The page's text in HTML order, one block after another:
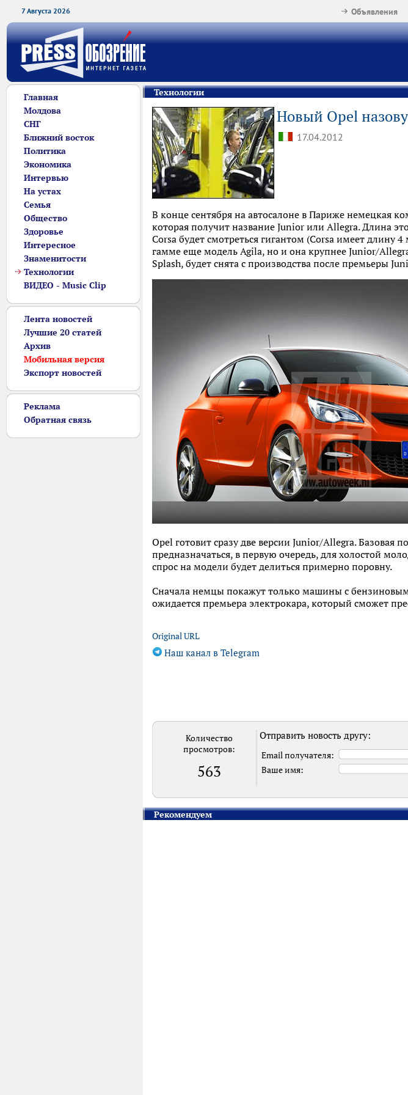
7 Августа 2026 Объявления
Главная
Молдова
СНГ
Ближний восток
Политика
Экономика
Интервью
На устах
Семья
Общество
Здоровье
Интересное
Знаменитости
Технологии
ВИДЕО - Music Clip
Лента новостей
Лучшие 20 статей
Архив
Мобильная версия
Экспорт новостей
Реклама
Обратная связь
Технологии
Новый Opel
17.04.2012
В конце сентября на автосалоне в Париже немецкая
которая получит название Junior или Allegra. Длина
Corsa будет смотреться гигантом (Corsa имеет длину
гамме еще модель Agila, но и она крупнее Junior/
Splash, будет снята с производства после премьеры
Opel готовит сразу две версии Junior/Allegra. Базовая
предназначаться, в первую очередь, для холостой
спрос на модели будет делиться примерно поровну.
Сначала немцы покажут только машины с
ожидается премьера электрокара, который сможет
Original URL
Наш канал в Telegram
Количество
просмотров:
563
Отправить новость другу:
Email получателя:
Ваше имя:
Рекомендуем